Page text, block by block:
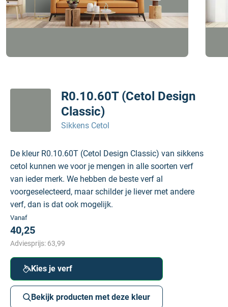
R0.10.60T (Cetol Design
Classic)
Sikkens Cetol
De kleur R0.10.60T (Cetol Design Classic) van sikkens
cetol kunnen we voor je mengen in alle soorten verf
van ieder merk. We hebben de beste verf al
voorgeselecteerd, maar schilder je liever met andere
verf, dan is dat ook mogelijk.
Vanaf
40,25
Adviesprijs: 63,99
Kies je verf
Bekijk producten met deze kleur